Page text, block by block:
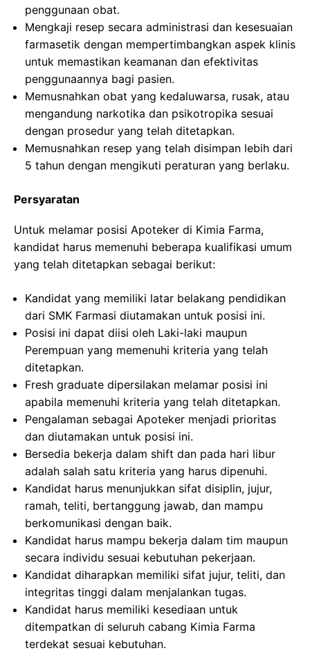
penggunaan obat.
Mengkaji resep secara administrasi dan kesesuaian
farmasetik dengan mempertimbangkan aspek klinis
untuk memastikan keamanan dan efektivitas
penggunaannya bagi pasien.
Memusnahkan obat yang kedaluwarsa, rusak, atau
mengandung narkotika dan psikotropika sesuai
dengan prosedur yang telah ditetapkan.
Memusnahkan resep yang telah disimpan lebih dari
5 tahun dengan mengikuti peraturan yang berlaku.
Persyaratan
Untuk melamar posisi Apoteker di Kimia Farma,
kandidat harus memenuhi beberapa kualifikasi umum
yang telah ditetapkan sebagai berikut:
Kandidat yang memiliki latar belakang pendidikan
dari SMK Farmasi diutamakan untuk posisi ini.
Posisi ini dapat diisi oleh Laki-laki maupun
Perempuan yang memenuhi kriteria yang telah
ditetapkan.
Fresh graduate dipersilakan melamar posisi ini
apabila memenuhi kriteria yang telah ditetapkan.
Pengalaman sebagai Apoteker menjadi prioritas
dan diutamakan untuk posisi ini.
Bersedia bekerja dalam shift dan pada hari libur
adalah salah satu kriteria yang harus dipenuhi.
Kandidat harus menunjukkan sifat disiplin, jujur,
ramah, teliti, bertanggung jawab, dan mampu
berkomunikasi dengan baik.
Kandidat harus mampu bekerja dalam tim maupun
secara individu sesuai kebutuhan pekerjaan.
Kandidat diharapkan memiliki sifat jujur, teliti, dan
integritas tinggi dalam menjalankan tugas.
Kandidat harus memiliki kesediaan untuk
ditempatkan di seluruh cabang Kimia Farma
terdekat sesuai kebutuhan.